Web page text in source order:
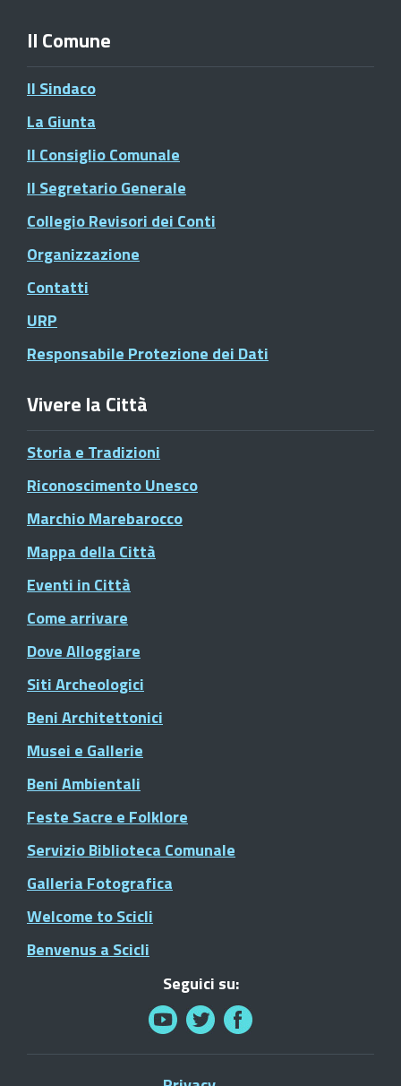
Il Comune
Il Sindaco
La Giunta
Il Consiglio Comunale
Il Segretario Generale
Collegio Revisori dei Conti
Organizzazione
Contatti
URP
Responsabile Protezione dei Dati
Vivere la Città
Storia e Tradizioni
Riconoscimento Unesco
Marchio Marebarocco
Mappa della Città
Eventi in Città
Come arrivare
Dove Alloggiare
Siti Archeologici
Beni Architettonici
Musei e Gallerie
Beni Ambientali
Feste Sacre e Folklore
Servizio Biblioteca Comunale
Galleria Fotografica
Welcome to Scicli
Benvenus a Scicli
Seguici su: